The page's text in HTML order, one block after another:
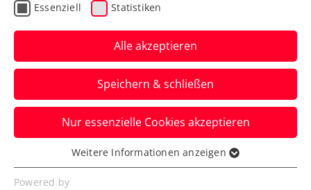
Es geht wieder los:
Grabher startet
Comeback Ende März in
Antalya
Österreichs Topspielerin möchte in der
Türkei ab 25. März einen WTA-125-
Challenger bestreiten.
Essenziell Statistiken
Alle akzeptieren
Speichern & schließen
Nur essenzielle Cookies akzeptieren
Essenziell
Essenzielle Cookies werden für grundlegende
Weitere Informationen anzeigen
Powered by